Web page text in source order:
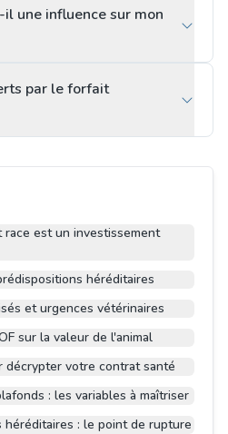
une influence sur mon
par le forfait
race est un investissement
héréditaires
et urgences vétérinaires
sur la valeur de l'animal
décrypter votre contrat santé
: les variables à maîtriser
héréditaires : le point de rupture